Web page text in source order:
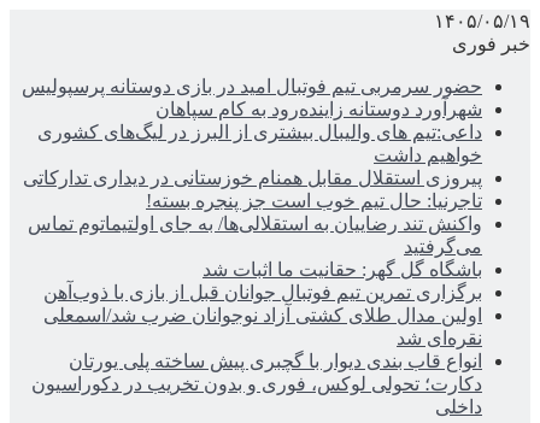
۱۴۰۵/۰۵/۱۹
خبر فوری
حضور سرمربی تیم فوتبال امید در بازی دوستانه پرسپولیس
شهرآورد دوستانه زاینده‌رود به کام سپاهان
داعی:تیم های والیبال بیشتری از البرز در لیگ‌های کشوری
خواهیم داشت
پیروزی استقلال مقابل همنام خوزستانی در دیداری تدارکاتی
تاجرنیا: حال تیم خوب است جز پنجره بسته!
واکنش تند رضاییان به استقلالی‌ها/ به جای اولتیماتوم تماس
می‌گرفتید
باشگاه گل گهر: حقانیت ما اثبات شد
برگزاری تمرین تیم فوتبال جوانان قبل از بازی با ذوب‌آهن
اولین مدال طلای کشتی آزاد نوجوانان ضرب شد/اسمعلی
نقره‌ای شد
انواع قاب بندی دیوار با گچبری پیش ساخته پلی یورتان
دکارت؛ تحولی لوکس، فوری و بدون تخریب در دکوراسیون
داخلی